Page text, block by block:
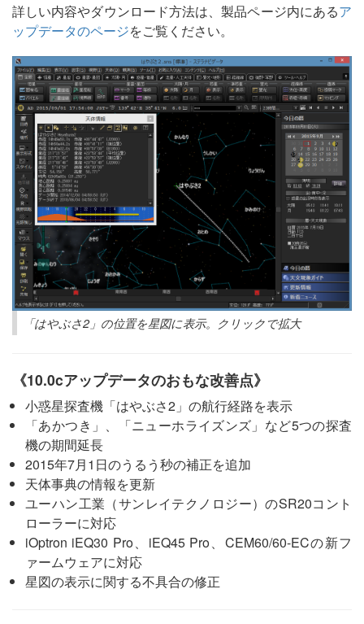
詳しい内容やダウンロード方法は、製品ページ内にあるア
ップデータのページをご覧ください。
「はやぶさ2」の位置を星図に表示。クリックで拡大
《10.0cアップデータのおもな改善点》
小惑星探査機「はやぶさ2」の航行経路を表示
「あかつき」、「ニューホライズンズ」など5つの探査
機の期間延長
2015年7月1日のうるう秒の補正を追加
天体事典の情報を更新
ユーハン工業（サンレイテクノロジー）のSR20コント
ローラーに対応
iOptron iEQ30 Pro、iEQ45 Pro、CEM60/60-ECの新フ
ァームウェアに対応
星図の表示に関する不具合の修正